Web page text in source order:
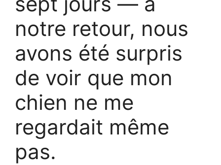
notre retour, nous
avons été surpris
de voir que mon
chien ne me
regardait même
pas.